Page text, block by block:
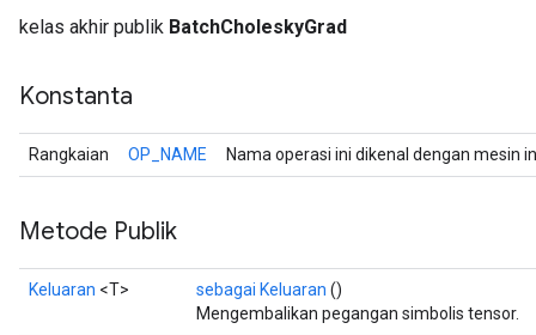
kelas akhir publik BatchCholeskyGrad
Konstanta
Rangkaian OP_NAME Nama operasi ini dikenal dengan mesin
Metode Publik
Keluaran <T> sebagai Keluaran ()
Mengembalikan pegangan simbolis tensor.